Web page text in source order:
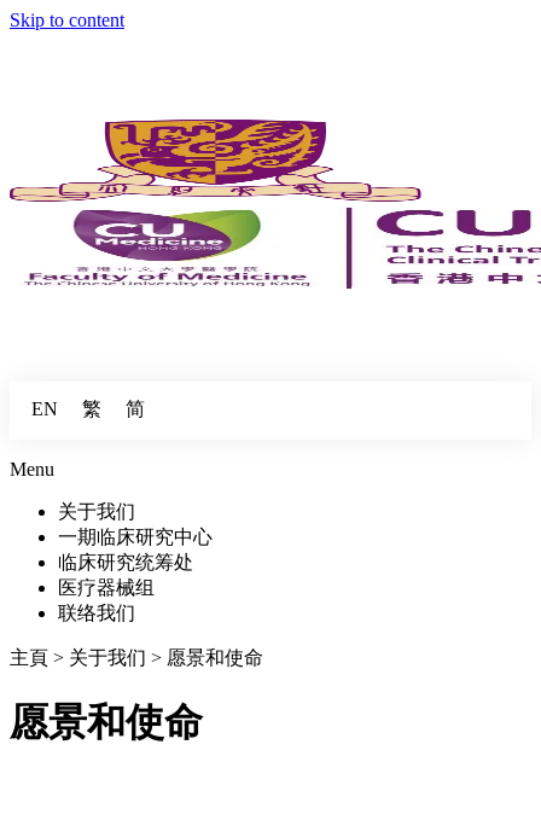
Skip to content
EN 繁 简
Menu
关于我们
一期临床研究中心
临床研究统筹处
医疗器械组
联络我们
主頁 > 关于我们 > 愿景和使命
愿景和使命